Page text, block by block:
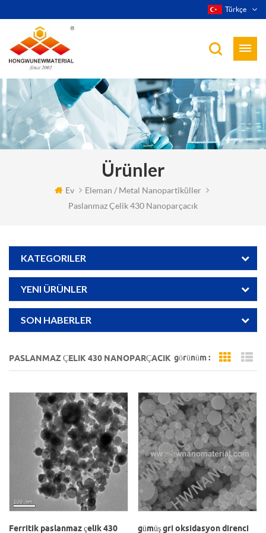
Türkçe
Ürünler
Ev
Eleman / Metal Nanopartiküller
Paslanmaz Çelik 430 Nanoparçacık
KATEGORILER
YENI ÜRÜNLER
SON HABERLER
PASLANMAZ ÇELIK 430 NANOPARÇACIK görünüm : Grid
Ferritik paslanmaz çelik 430
gümüş gri oksidasyon direnci